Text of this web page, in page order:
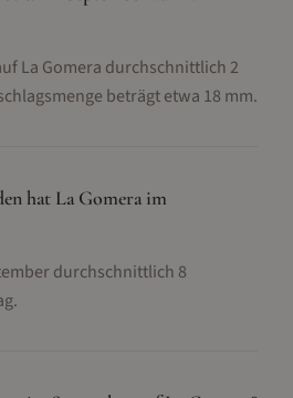
La Gomera durchschnittlich 2
beträgt etwa 18 mm.
hat La Gomera im
durchschnittlich 8